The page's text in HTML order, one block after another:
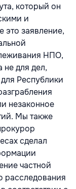
который он
и
заявление,
НПО,
не для дел,
Республики
незаконное
Мы также
сделал
частной
расследования